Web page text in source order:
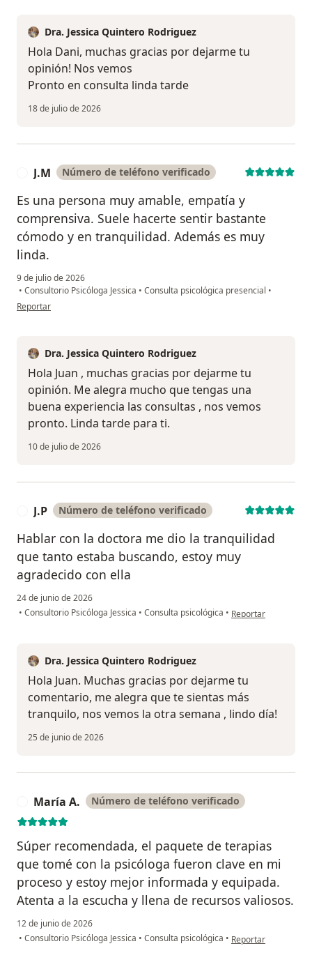
Dra. Jessica Quintero Rodriguez
Hola Dani, muchas gracias por dejarme tu
opinión! Nos vemos
Pronto en consulta linda tarde
18 de julio de 2026
J.M Número de teléfono verificado
Es una persona muy amable, empatía y
comprensiva. Suele hacerte sentir bastante
cómodo y en tranquilidad. Además es muy
linda.
9 de julio de 2026
• Consultorio Psicóloga Jessica • Consulta psicológica presencial •
en opinión del usuario J.M
Reportar
Dra. Jessica Quintero Rodriguez
Hola Juan , muchas gracias por dejarme tu
opinión. Me alegra mucho que tengas una
buena experiencia las consultas , nos vemos
pronto. Linda tarde para ti.
10 de julio de 2026
J.P Número de teléfono verificado
Hablar con la doctora me dio la tranquilidad
que tanto estaba buscando, estoy muy
agradecido con ella
24 de junio de 2026
• Consultorio Psicóloga Jessica • Consulta psicológica • en opinión del
Reportar
Dra. Jessica Quintero Rodriguez
Hola Juan. Muchas gracias por dejarme tu
comentario, me alegra que te sientas más
tranquilo, nos vemos la otra semana , lindo día!
25 de junio de 2026
María A. Número de teléfono verificado
Súper recomendada, el paquete de terapias
que tomé con la psicóloga fueron clave en mi
proceso y estoy mejor informada y equipada.
Atenta a la escucha y llena de recursos valiosos.
12 de junio de 2026
• Consultorio Psicóloga Jessica • Consulta psicológica • en opinión del
Reportar